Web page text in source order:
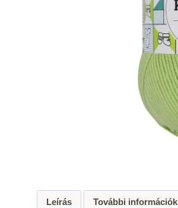
Leírás További információk